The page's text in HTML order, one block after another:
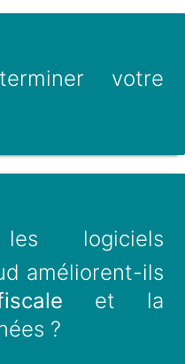
votre
logiciels
améliorent-ils
et la
?